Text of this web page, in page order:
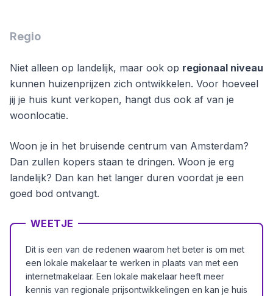
Regio
Niet alleen op landelijk, maar ook op regionaal niveau
kunnen huizenprijzen zich ontwikkelen. Voor hoeveel
jij je huis kunt verkopen, hangt dus ook af van je
woonlocatie.
Woon je in het bruisende centrum van Amsterdam?
Dan zullen kopers staan te dringen. Woon je erg
landelijk? Dan kan het langer duren voordat je een
goed bod ontvangt.
WEETJE
Dit is een van de redenen waarom het beter is om met
een lokale makelaar te werken in plaats van met een
internetmakelaar. Een lokale makelaar heeft meer
kennis van regionale prijsontwikkelingen en kan je huis